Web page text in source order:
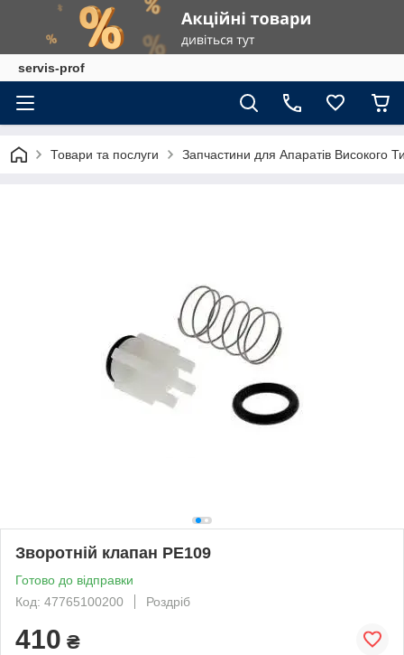
servis-prof
Товари та послуги Запчастини для Апаратів Високого
Зворотній клапан РЕ109
Готово до відправки
Код: 47765100200
Роздріб
410 ₴